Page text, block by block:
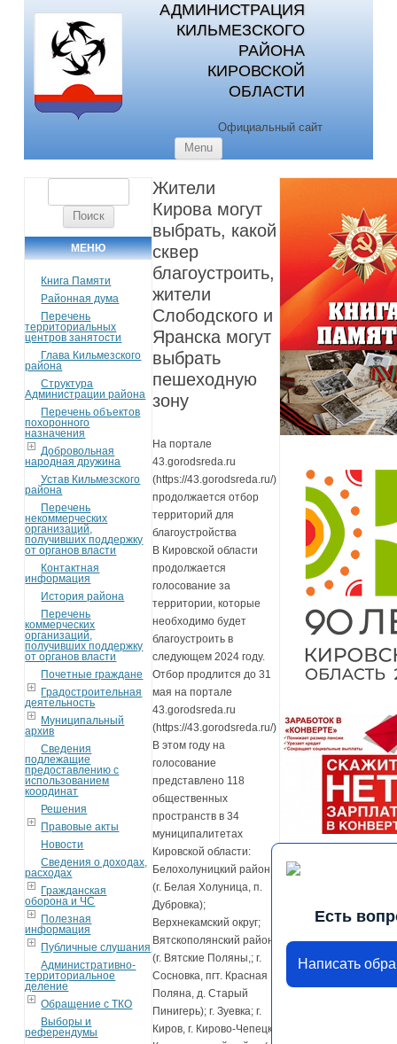
АДМИНИСТРАЦИЯ
КИЛЬМЕЗСКОГО
РАЙОНА
КИРОВСКОЙ
ОБЛАСТИ
Официальный сайт
Menu
МЕНЮ
Книга Памяти
Районная дума
Перечень
территориальных
центров занятости
Глава Кильмезского
района
Структура
Администрации района
Перечень объектов
похоронного
назначения
Добровольная
народная дружина
Устав Кильмезского
района
Перечень
некоммерческих
организаций,
получивших поддержку
от органов власти
Контактная
информация
История района
Перечень
коммерческих
организаций,
получивших поддержку
от органов власти
Почетные граждане
Градостроительная
деятельность
Муниципальный
архив
Сведения
подлежащие
предоставлению с
использованием
координат
Решения
Правовые акты
Новости
Сведения о доходах,
расходах
Гражданская
оборона и ЧС
Полезная
информация
Публичные слушания
Административно-
территориальное
деление
Обращение с ТКО
Выборы и
референдумы
Жители
Кирова могут
выбрать, какой
сквер
благоустроить,
жители
Слободского и
Яранска могут
выбрать
пешеходную
зону
На портале
43.gorodsreda.ru
(https://43.gorodsreda.ru/)
продолжается отбор
территорий для
благоустройства
В Кировской области
продолжается
голосование за
территории, которые
необходимо будет
благоустроить в
следующем 2024 году.
Отбор продлится до 31
мая на портале
43.gorodsreda.ru
(https://43.gorodsreda.ru/)
В этом году на
голосование
представлено 118
общественных
пространств в 34
муниципалитетах
Кировской области:
Белохолуницкий район
(г. Белая Холуница, п.
Дубровка);
Верхнекамский округ;
Вятскополянский район
(г. Вятские Поляны,; г.
Сосновка, пгт. Красная
Поляна, д. Старый
Пинигерь); г. Зуевка; г.
Киров, г. Кирово-Чепецк
Есть
Написать